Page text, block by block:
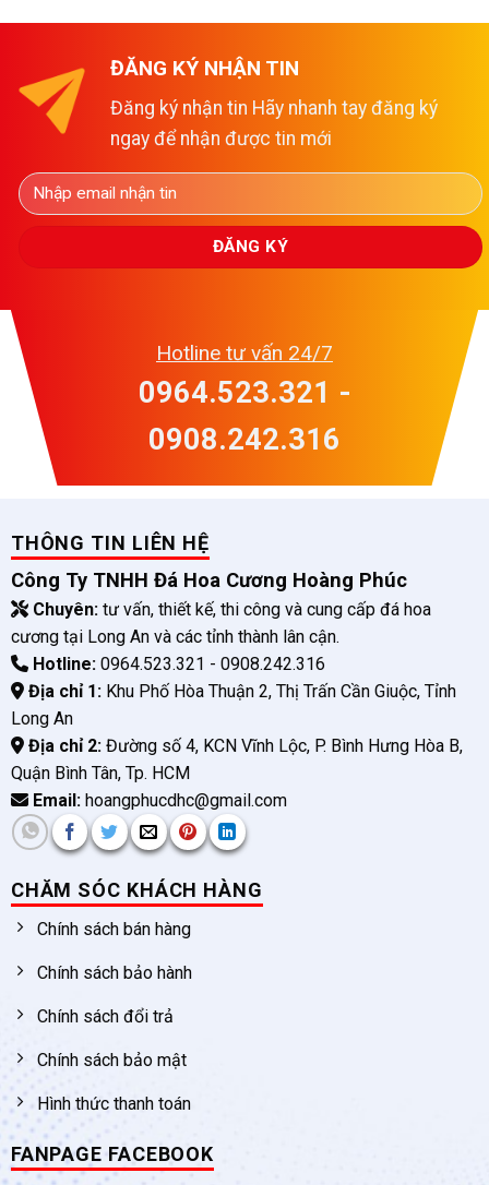
ĐĂNG KÝ NHẬN TIN
Đăng ký nhận tin Hãy nhanh tay đăng ký
ngay để nhận được tin mới
Hotline tư vấn 24/7
0964.523.321 -
0908.242.316
THÔNG TIN LIÊN HỆ
Công Ty TNHH Đá Hoa Cương Hoàng Phúc
Chuyên:tư vấn, thiết kế, thi công và cung cấp đá hoa
cương tại Long An và các tỉnh thành lân cận.
Hotline:0964.523.321 - 0908.242.316
Địa chỉ 1:Khu Phố Hòa Thuận 2, Thị Trấn Cần Giuộc, Tỉnh
Long An
Địa chỉ 2:Đường số 4, KCN Vĩnh Lộc, P. Bình Hưng Hòa B,
Quận Bình Tân, Tp. HCM
Email:hoangphucdhc@gmail.com
CHĂM SÓC KHÁCH HÀNG
Chính sách bán hàng
Chính sách bảo hành
Chính sách đổi trả
Chính sách bảo mật
Hình thức thanh toán
FANPAGE FACEBOOK